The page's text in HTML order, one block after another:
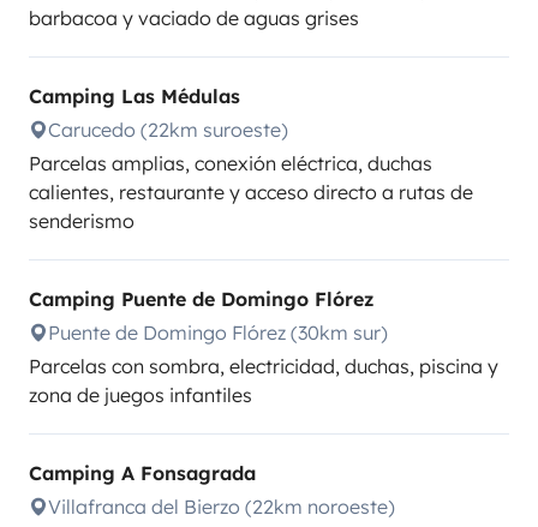
barbacoa y vaciado de aguas grises
Camping Las Médulas
Carucedo (22km suroeste)
Parcelas amplias, conexión eléctrica, duchas
calientes, restaurante y acceso directo a rutas de
senderismo
Camping Puente de Domingo Flórez
Puente de Domingo Flórez (30km sur)
Parcelas con sombra, electricidad, duchas, piscina y
zona de juegos infantiles
Camping A Fonsagrada
Villafranca del Bierzo (22km noroeste)